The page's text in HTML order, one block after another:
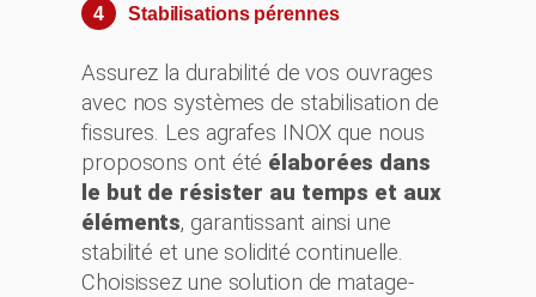
4 Stabilisations pérennes
Assurez la durabilité de vos ouvrages
avec nos systèmes de stabilisation de
fissures. Les agrafes INOX que nous
proposons ont été élaborées dans
le but de résister au temps et aux
éléments, garantissant ainsi une
stabilité et une solidité continuelle.
Choisissez une solution de matage-